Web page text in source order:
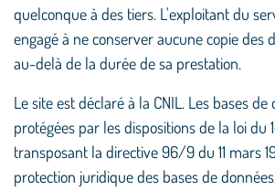
quelconque à des tiers. L'exploitant du
engagé à ne conserver aucune copie des
au-delà de la durée de sa prestation.
Le site est déclaré à la CNIL. Les bases
protégées par les dispositions de la loi du
transposant la directive 96/9 du 11 mars
protection juridique des bases de données.